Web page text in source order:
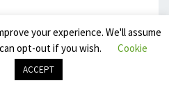
dit :
h 17 min
your experience. We'll assume
opt-out if you wish.
Cookie
ACCEPT